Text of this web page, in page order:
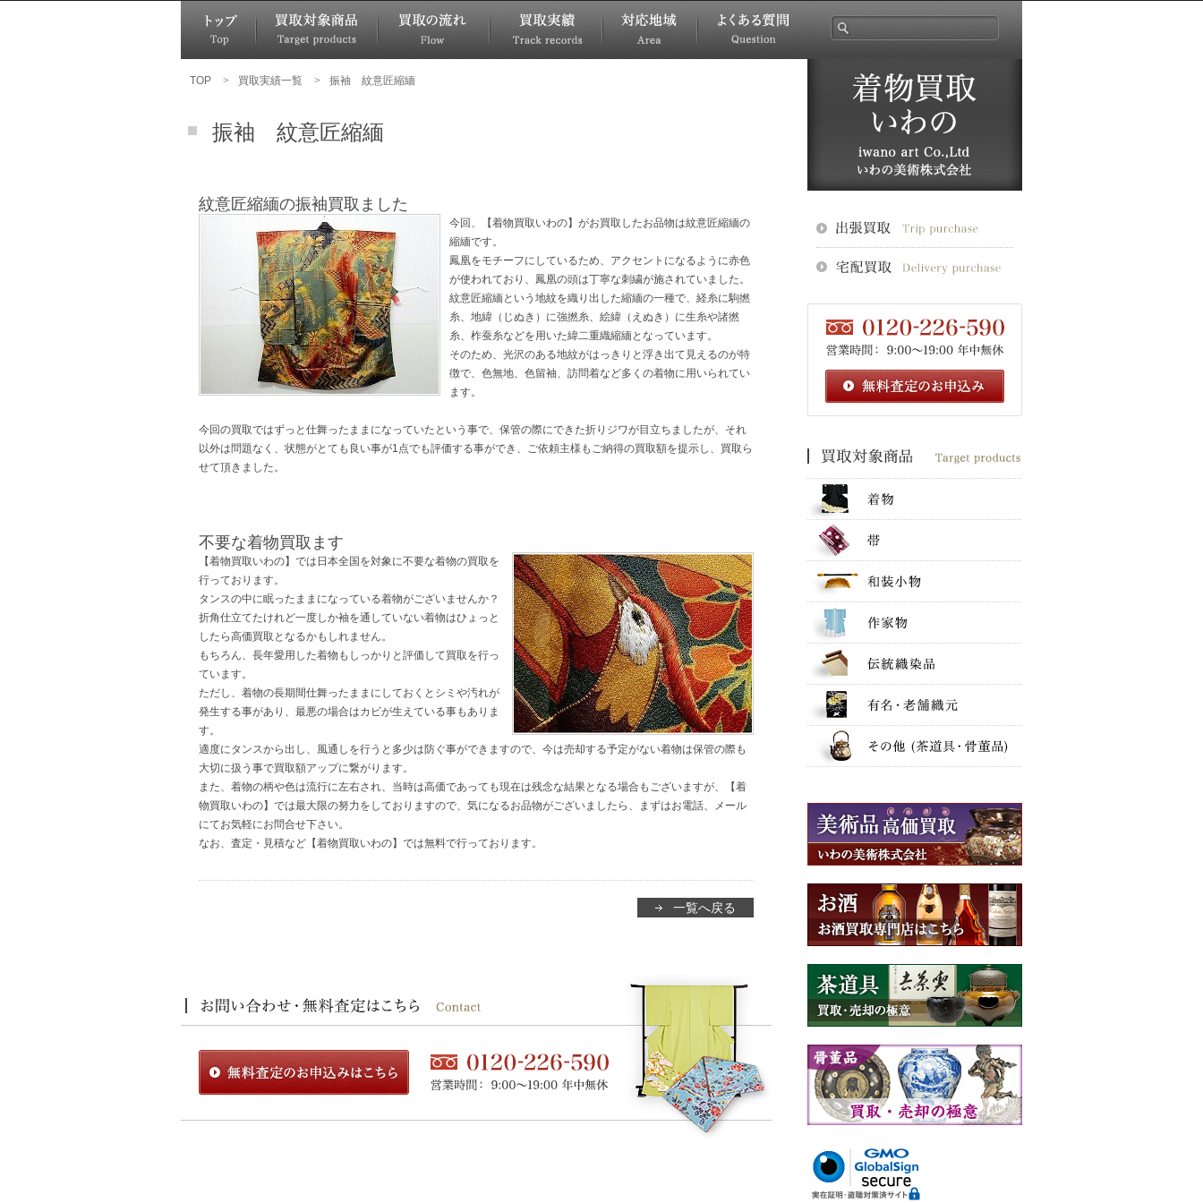
TOP > 買取実績一覧 > 振袖 紋意匠縮緬
振袖 紋意匠縮緬
紋意匠縮緬の振袖買取ました
今回、【着物買取いわの】がお買取したお品物は紋意匠縮緬の
縮緬です。
鳳凰をモチーフにしているため、アクセントになるように赤色
が使われており、鳳凰の頭は丁寧な刺繍が施されていました。
紋意匠縮緬という地紋を織り出した縮緬の一種で、経糸に駒撚
糸、地緯（じぬき）に強撚糸、絵緯（えぬき）に生糸や諸撚
糸、柞蚕糸などを用いた緯二重織縮緬となっています。
そのため、光沢のある地紋がはっきりと浮き出て見えるのが特
徴で、色無地、色留袖、訪問着など多くの着物に用いられてい
ます。
今回の買取ではずっと仕舞ったままになっていたという事で、保管の際にできた折りジワが目立ちましたが、それ
以外は問題なく、状態がとても良い事が1点でも評価する事ができ、ご依頼主様もご納得の買取額を提示し、買取ら
せて頂きました。
不要な着物買取ます
【着物買取いわの】では日本全国を対象に不要な着物の買取を
行っております。
タンスの中に眠ったままになっている着物がございませんか？
折角仕立てたけれど一度しか袖を通していない着物はひょっと
したら高価買取となるかもしれません。
もちろん、長年愛用した着物もしっかりと評価して買取を行っ
ています。
ただし、着物の長期間仕舞ったままにしておくとシミや汚れが
発生する事があり、最悪の場合はカビが生えている事もありま
す。
適度にタンスから出し、風通しを行うと多少は防ぐ事ができますので、今は売却する予定がない着物は保管の際も
大切に扱う事で買取額アップに繋がります。
また、着物の柄や色は流行に左右され、当時は高価であっても現在は残念な結果となる場合もございますが、【着
物買取いわの】では最大限の努力をしておりますので、気になるお品物がございましたら、まずはお電話、メール
にてお気軽にお問合せ下さい。
なお、査定・見積など【着物買取いわの】では無料で行っております。
一覧へ戻る